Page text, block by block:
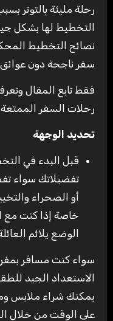
رحلة مليئة بالتوتر
التخطيط لها بشكل
نصائح التخطيط
سفر ناجحة دون
فقط تابع المقال
رحلات السفر
تحديد الوجهة
قبل البدء في
تفضيلاتك سواء
أو الصحراء
خاصة إذا كنت مع
الوضع يلائم
سواء كنت مسافر
الاستعداد الجيد
يمكنك شراء ملابس
على الوقت من خلال